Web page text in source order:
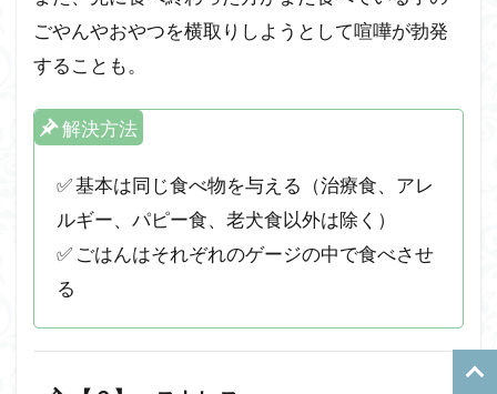
ごやんやおやつを横取りしようとして喧嘩が勃発
することも。
解決方法
✅ 基本は同じ食べ物を与える（治療食、アレ
ルギー、パピー食、老犬食以外は除く）
✅ ごはんはそれぞれのゲージの中で食べさせ
る